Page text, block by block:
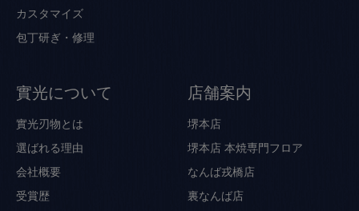
カスタマイズ
包丁研ぎ・修理
實光について
實光刃物とは
選ばれる理由
会社概要
受賞歴
店舗案内
堺本店
堺本店 本焼専門フロア
なんば戎橋店
裏なんば店